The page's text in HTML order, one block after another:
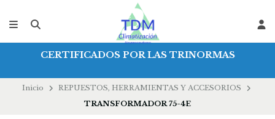
CERTIFICADOS POR LAS TRINORMAS
Inicio
REPUESTOS, HERRAMIENTAS Y ACCESORIOS
TRANSFORMADOR 75-4E